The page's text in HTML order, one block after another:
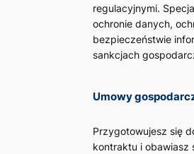
regulacyjnymi.
ochronie danych,
bezpieczeństwie
sankcjach
Umowy
Przygotowujesz się
kontraktu i obawiasz